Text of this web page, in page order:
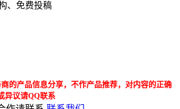
、免费投稿
的产品信息分享，不作产品推荐，对内容的正确
异议请QQ联系